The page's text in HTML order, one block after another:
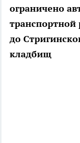
ограничено
транспортной
до
кладбищ